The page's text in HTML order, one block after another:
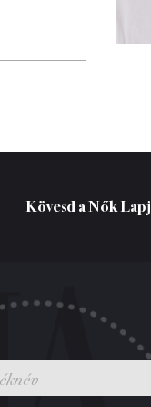
Kövesd a Nők